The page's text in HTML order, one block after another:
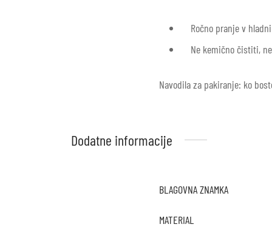
Ročno pranje v
Ne kemično čistiti,
Navodila za pakiranje: ko
Dodatne informacije
BLAGOVNA ZNAMKA
MATERIAL